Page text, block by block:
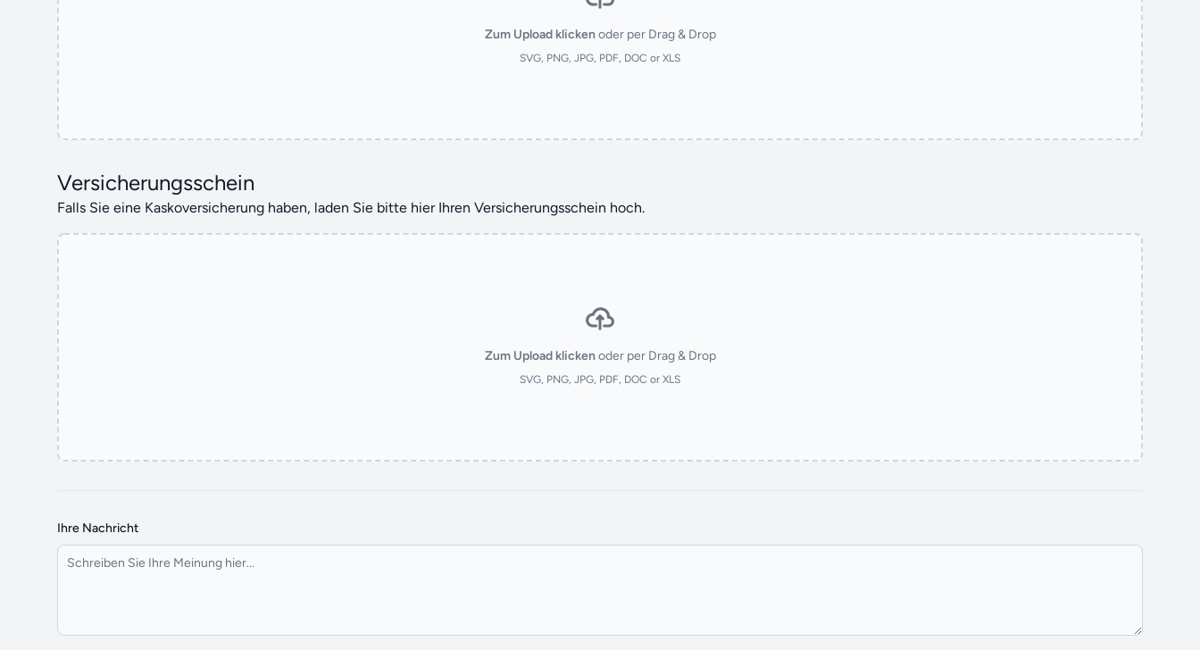
Zum Upload klickenoder per Drag & Drop
SVG, PNG, JPG, PDF, DOC or XLS
Versicherungsschein
Falls Sie eine Kaskoversicherung haben, laden Sie bitte hier Ihren Versicherungsschein hoch.
Zum Upload klickenoder per Drag & Drop
SVG, PNG, JPG, PDF, DOC or XLS
Ihre Nachricht